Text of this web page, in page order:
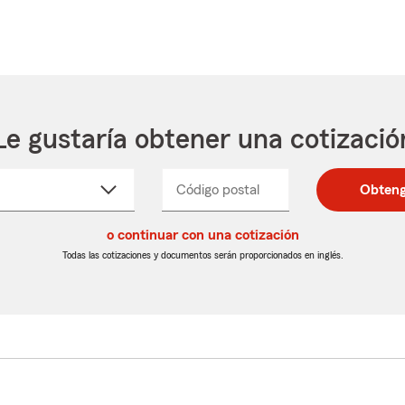
gustaría obtener una
Código postal
postal
de
postal
de
_____
o continuar con una cotización
Todas las cotizaciones y documentos serán proporcionados en inglés.